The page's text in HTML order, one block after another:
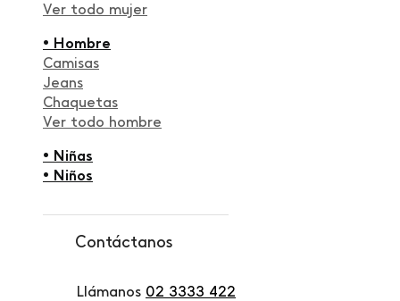
Ver todo mujer
• Hombre
Camisas
Jeans
Chaquetas
Ver todo hombre
• Niñas
• Niños
Contáctanos
Llámanos 02 3333 422